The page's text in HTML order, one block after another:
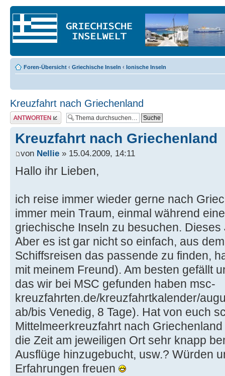
Foren-Übersicht ‹ Griechische Inseln ‹ Ionische Inseln
Kreuzfahrt nach Griechenland
Antwort erstellen
Kreuzfahrt nach Griechenland
von Nellie » 15.04.2009, 14:11
Hallo ihr Lieben,
ich reise immer wieder gerne nach
immer mein Traum, einmal während
griechische Inseln zu besuchen.
Aber es ist gar nicht so einfach, aus
Schiffsreisen das passende zu finden,
mit meinem Freund). Am besten gefällt
das wir bei MSC gefunden haben msc-
kreuzfahrten.de/kreuzfahrtkalender/
ab/bis Venedig, 8 Tage). Hat von euch
Mittelmeerkreuzfahrt nach
die Zeit am jeweiligen Ort sehr knapp
Ausflüge hinzugebucht, usw.? Würden
Erfahrungen freuen